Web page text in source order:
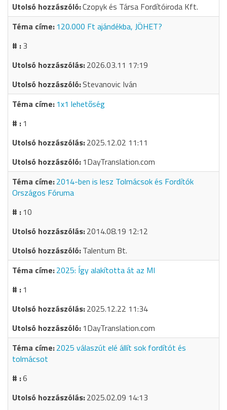
Czopyk és Társa Fordítóiroda Kft.
120.000 Ft ajándékba, JÖHET?
3
2026.03.11 17:19
Stevanovic Iván
1x1 lehetőség
1
2025.12.02 11:11
1DayTranslation.com
2014-ben is lesz Tolmácsok és Fordítók
Országos Fóruma
10
2014.08.19 12:12
Talentum Bt.
2025: Így alakította át az MI
1
2025.12.22 11:34
1DayTranslation.com
2025 válaszút elé állít sok fordítót és
tolmácsot
6
2025.02.09 14:13